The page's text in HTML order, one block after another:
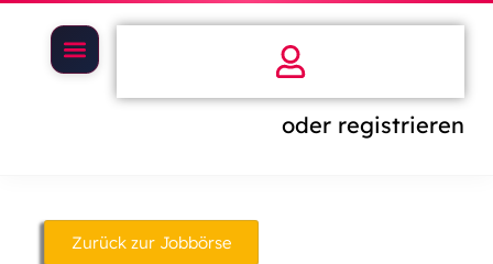
oder registrieren
Zurück zur Jobbörse